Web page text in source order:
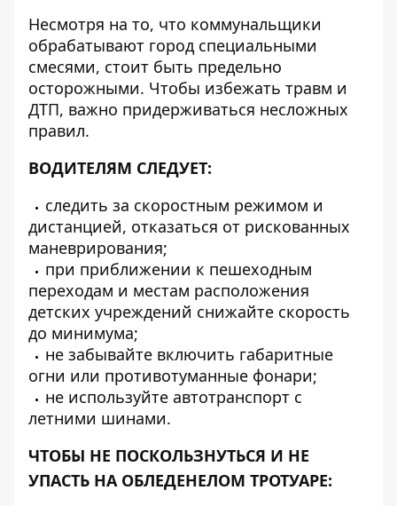
Несмотря на то, что коммунальщики
обрабатывают город специальными
смесями, стоит быть предельно
осторожными. Чтобы избежать травм и
ДТП, важно придерживаться несложных
правил.
ВОДИТЕЛЯМ СЛЕДУЕТ:
следить за скоростным режимом и
дистанцией, отказаться от рискованных
маневрирования;
при приближении к пешеходным
переходам и местам расположения
детских учреждений снижайте скорость
до минимума;
не забывайте включить габаритные
огни или противотуманные фонари;
не используйте автотранспорт с
летними шинами.
ЧТОБЫ НЕ ПОСКОЛЬЗНУТЬСЯ И НЕ
УПАСТЬ НА ОБЛЕДЕНЕЛОМ ТРОТУАРЕ: